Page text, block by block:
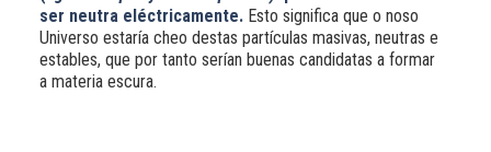
ser neutra eléctricamente. Esto significa que o noso
Universo estaría cheo destas partículas masivas, neutras e
estables, que por tanto serían buenas candidatas a formar
a materia escura.